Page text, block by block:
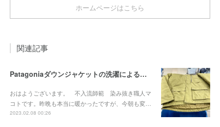
ホームページはこちら
関連記事
Patagoniaダウンジャケットの洗濯による輪染み染み抜き事例『染み抜き屋』
おはようございます。 不入流師範 染み抜き職人マ
コトです。昨晩も本当に暖かったですが、今朝も変…
2023.02.08 00:26